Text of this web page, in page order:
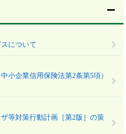
について
小企業信用保険法第2条第5項）
等対策行動計画［第2版］の策